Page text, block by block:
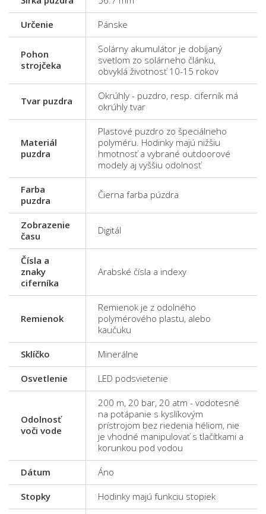
Určenie Pánske
Pohon
strojčeka
Solárny akumulátor je dobíjaný
svetlom zo solárneho článku,
obvyklá životnosť 10-15 rokov
Tvar puzdra
Okrúhly - puzdro, resp. ciferník má
okrúhly tvar
Materiál
puzdra
Plastové puzdro zo špeciálneho
polyméru. Hodinky majú nižšiu
hmotnosť a vybrané outdoorové
modely aj vyššiu odolnosť
Farba
puzdra
Čierna farba púzdra
Zobrazenie
času
Digitál
Čísla a
znaky
ciferníka
Arabské čísla a indexy
Remienok
Remienok je z odolného
polymérového plastu, alebo
kaučuku
Sklíčko Minerálne
Osvetlenie LED podsvietenie
Odolnosť
voči vode
200 m, 20 bar, 20 atm - vodotesné
na potápanie s kyslíkovým
prístrojom bez riedenia héliom, nie
je vhodné manipulovať s tlačítkami a
korunkou pod vodou
Dátum Áno
Stopky Hodinky majú funkciu stopiek